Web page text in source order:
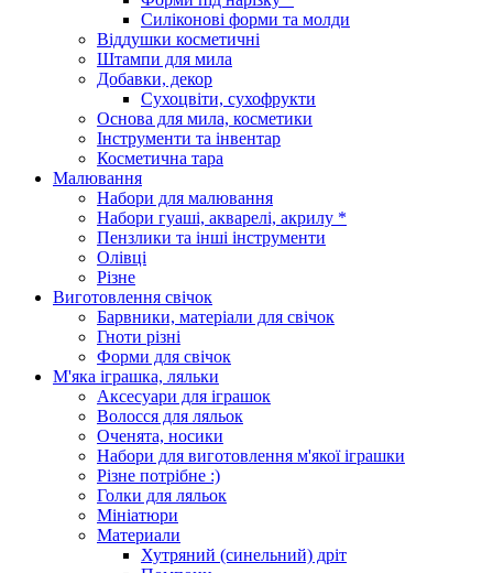
Силіконові форми та молди
Віддушки косметичні
Штампи для мила
Добавки, декор
Сухоцвіти, сухофрукти
Основа для мила, косметики
Інструменти та інвентар
Косметична тара
Малювання
Набори для малювання
Набори гуаші, акварелі, акрилу *
Пензлики та інші інструменти
Олівці
Різне
Виготовлення свічок
Барвники, матеріали для свічок
Гноти різні
Форми для свічок
М'яка іграшка, ляльки
Аксесуари для іграшок
Волосся для ляльок
Оченята, носики
Набори для виготовлення м'якої іграшки
Різне потрібне :)
Голки для ляльок
Мініатюри
Материали
Хутряний (синельний) дріт